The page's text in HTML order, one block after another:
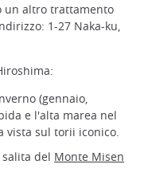
un altro trattamento
1-27 Naka-ku,
(gennaio,
e l'alta marea nel
vista sul torii iconico.
del Monte Misen